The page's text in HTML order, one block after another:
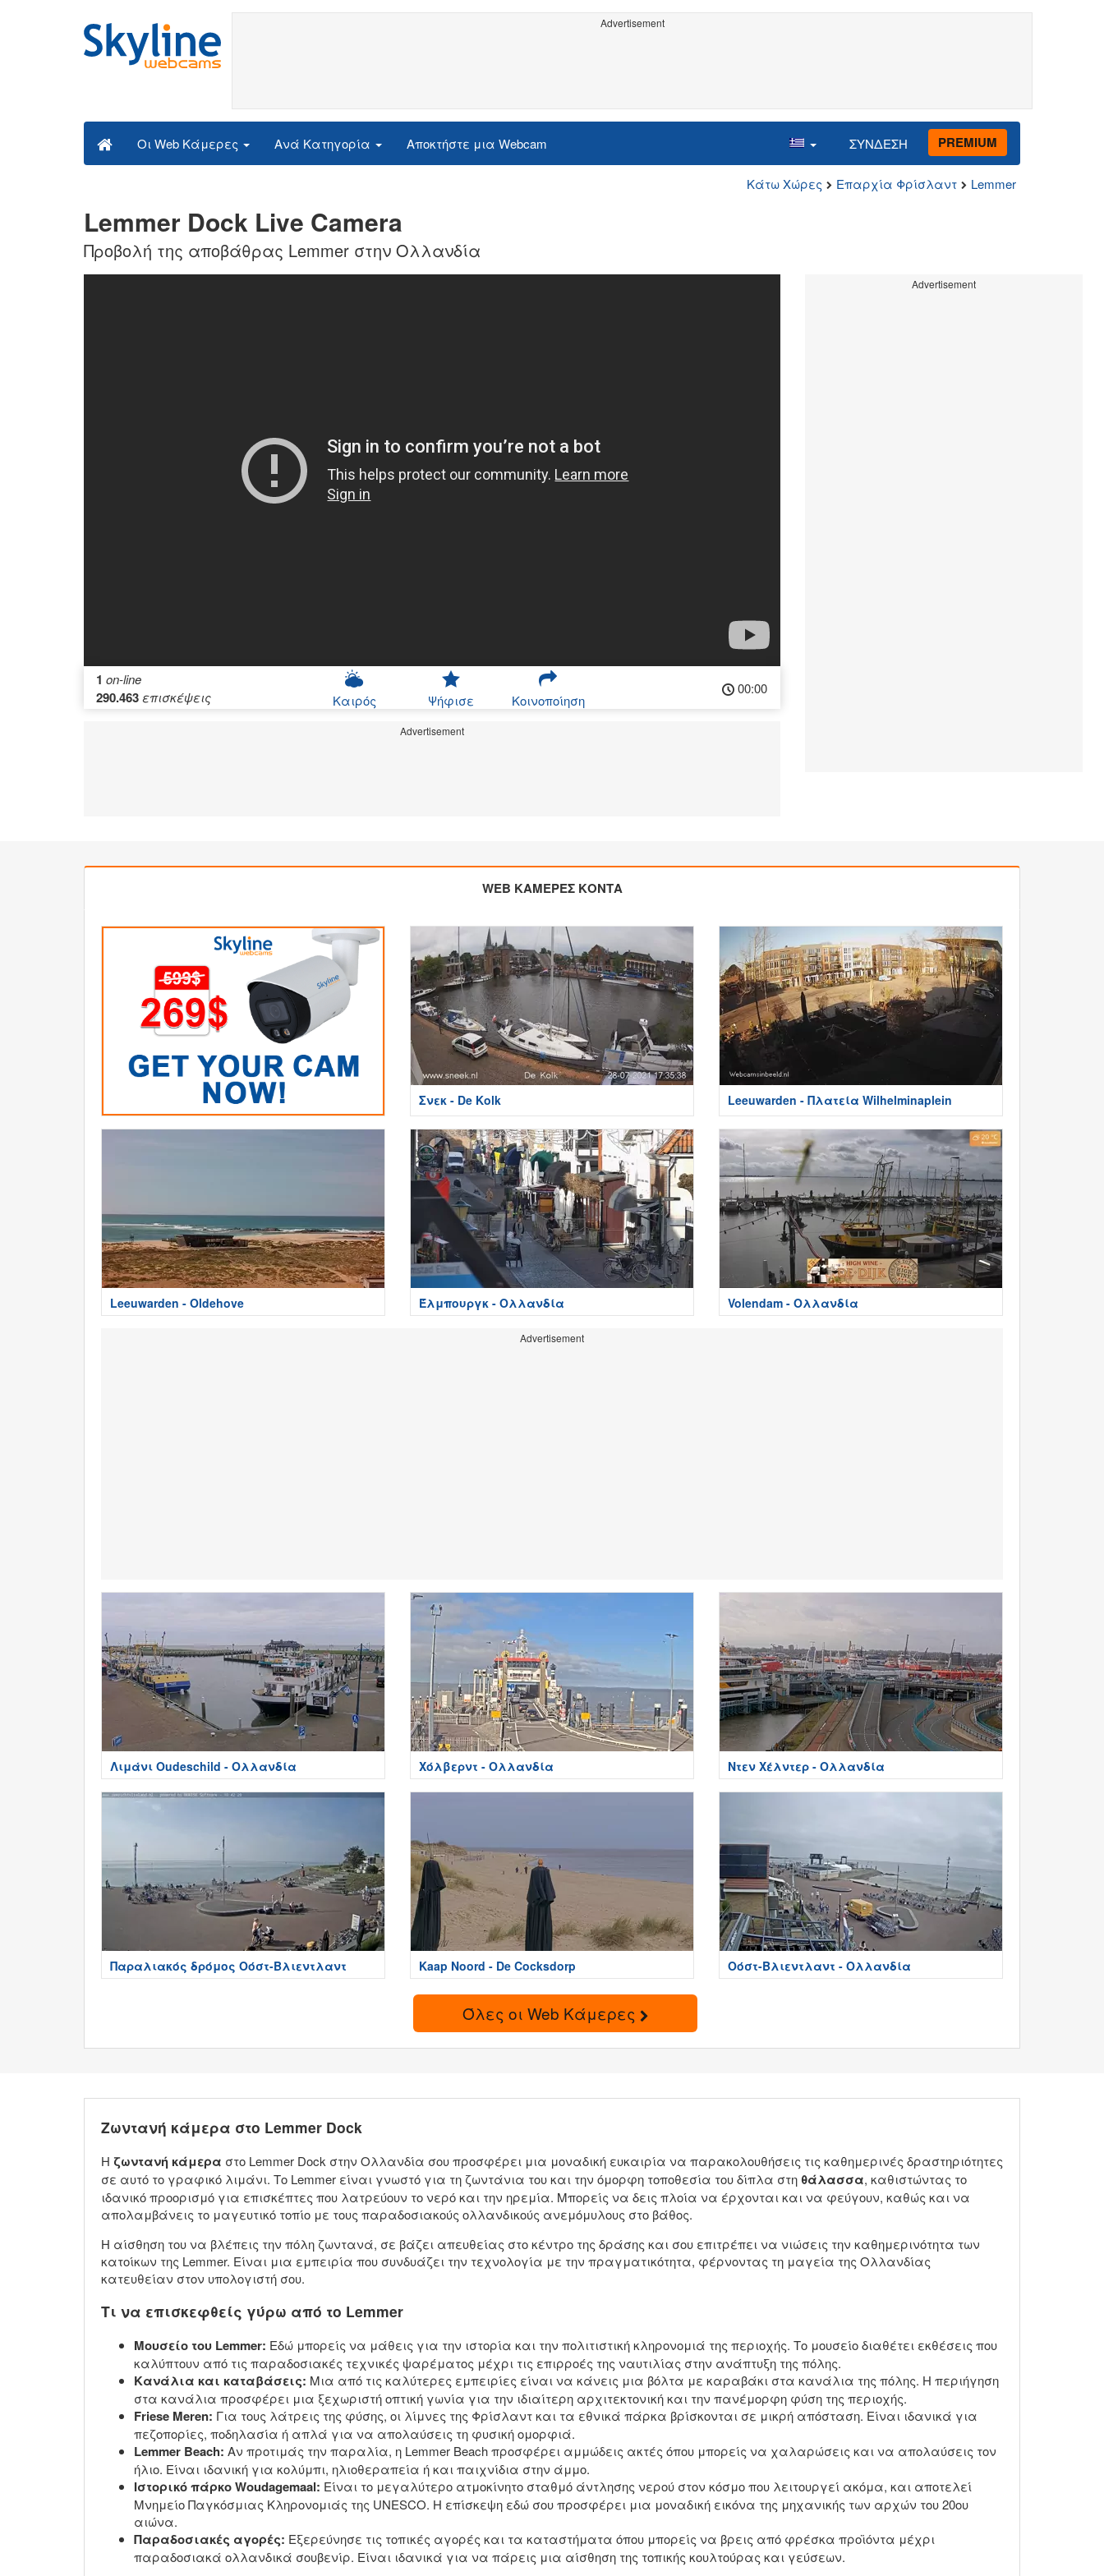
Advertisement
Οι Web Κάμερες Ανά Κατηγορία Αποκτήστε μια Webcam ΣΥΝΔΕΣΗ PREMIUM
Κάτω Χώρες Επαρχία Φρίσλαντ Lemmer
Lemmer Dock Live Camera
Προβολή της αποβάθρας Lemmer στην Ολλανδία
1 on-line
290.463επισκέψεις Καιρός Ψήφισε Κοινοποίηση
00:00
Advertisement
Advertisement
WEB ΚΑΜΕΡΕΣ ΚΟΝΤΑ
Σνεκ - De Kolk Leeuwarden - Πλατεία Wilhelminaplein
Leeuwarden - Oldehove Έλμπουργκ - Ολλανδία Volendam - Ολλανδία
Advertisement
Λιμάνι Oudeschild - Ολλανδία Χόλβερντ - Ολλανδία Ντεν Χέλντερ - Ολλανδία
Παραλιακός δρόμος Οόστ-Βλιεντλαντ Kaap Noord - De Cocksdorp Οόστ-Βλιεντλαντ - Ολλανδία
Όλες οι Web Κάμερες
Ζωντανή κάμερα στο Lemmer Dock
Η ζωντανή κάμερα στο Lemmer Dock στην Ολλανδία σου προσφέρει μια μοναδική ευκαιρία να παρακολουθήσεις τις καθημερινές δραστηριότητες
σε αυτό το γραφικό λιμάνι. Το Lemmer είναι γνωστό για τη ζωντάνια του και την όμορφη τοποθεσία του δίπλα στη θάλασσα, καθιστώντας το
ιδανικό προορισμό για επισκέπτες που λατρεύουν το νερό και την ηρεμία. Μπορείς να δεις πλοία να έρχονται και να φεύγουν, καθώς και να
απολαμβάνεις το μαγευτικό τοπίο με τους παραδοσιακούς ολλανδικούς ανεμόμυλους στο βάθος.
Η αίσθηση του να βλέπεις την πόλη ζωντανά, σε βάζει απευθείας στο κέντρο της δράσης και σου επιτρέπει να νιώσεις την καθημερινότητα των
κατοίκων της Lemmer. Είναι μια εμπειρία που συνδυάζει την τεχνολογία με την πραγματικότητα, φέρνοντας τη μαγεία της Ολλανδίας
κατευθείαν στον υπολογιστή σου.
Τι να επισκεφθείς γύρω από το Lemmer
Μουσείο του Lemmer: Εδώ μπορείς να μάθεις για την ιστορία και την πολιτιστική κληρονομιά της περιοχής. Το μουσείο διαθέτει εκθέσεις που
καλύπτουν από τις παραδοσιακές τεχνικές ψαρέματος μέχρι τις επιρροές της ναυτιλίας στην ανάπτυξη της πόλης.
Κανάλια και καταβάσεις: Μια από τις καλύτερες εμπειρίες είναι να κάνεις μια βόλτα με καραβάκι στα κανάλια της πόλης. Η περιήγηση
στα κανάλια προσφέρει μια ξεχωριστή οπτική γωνία για την ιδιαίτερη αρχιτεκτονική και την πανέμορφη φύση της περιοχής.
Friese Meren: Για τους λάτρεις της φύσης, οι λίμνες της Φρίσλαντ και τα εθνικά πάρκα βρίσκονται σε μικρή απόσταση. Είναι ιδανικά για
πεζοπορίες, ποδηλασία ή απλά για να απολαύσεις τη φυσική ομορφιά.
Lemmer Beach: Αν προτιμάς την παραλία, η Lemmer Beach προσφέρει αμμώδεις ακτές όπου μπορείς να χαλαρώσεις και να απολαύσεις τον
ήλιο. Είναι ιδανική για κολύμπι, ηλιοθεραπεία ή και παιχνίδια στην άμμο.
Ιστορικό πάρκο Woudagemaal: Είναι το μεγαλύτερο ατμοκίνητο σταθμό άντλησης νερού στον κόσμο που λειτουργεί ακόμα, και αποτελεί
Μνημείο Παγκόσμιας Κληρονομιάς της UNESCO. Η επίσκεψη εδώ σου προσφέρει μια μοναδική εικόνα της μηχανικής των αρχών του 20ου
αιώνα.
Παραδοσιακές αγορές: Εξερεύνησε τις τοπικές αγορές και τα καταστήματα όπου μπορείς να βρεις από φρέσκα προϊόντα μέχρι
παραδοσιακά ολλανδικά σουβενίρ. Είναι ιδανικά για να πάρεις μια αίσθηση της τοπικής κουλτούρας και γεύσεων.